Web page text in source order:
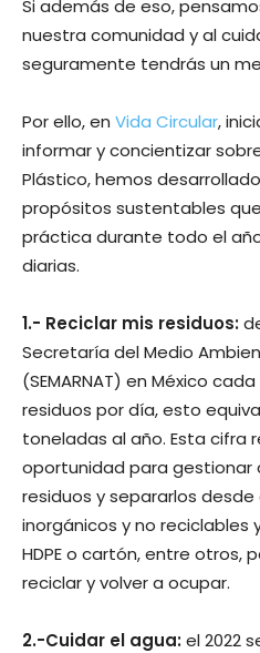
Si además de eso,
nuestra comunidad y al
seguramente tendrás un
Por ello, en Vida Circular,
informar y concientizar
Plástico, hemos
propósitos sustentables
práctica durante todo el
diarias.
1.- Reciclar mis residuos:
Secretaría del Medio
(SEMARNAT) en México
residuos por día, esto
toneladas al año. Esta cifra
oportunidad para gestionar
residuos y separarlos
inorgánicos y no reciclables
HDPE o cartón, entre otros,
reciclar y volver a ocupar.
2.-Cuidar el agua:el 2022